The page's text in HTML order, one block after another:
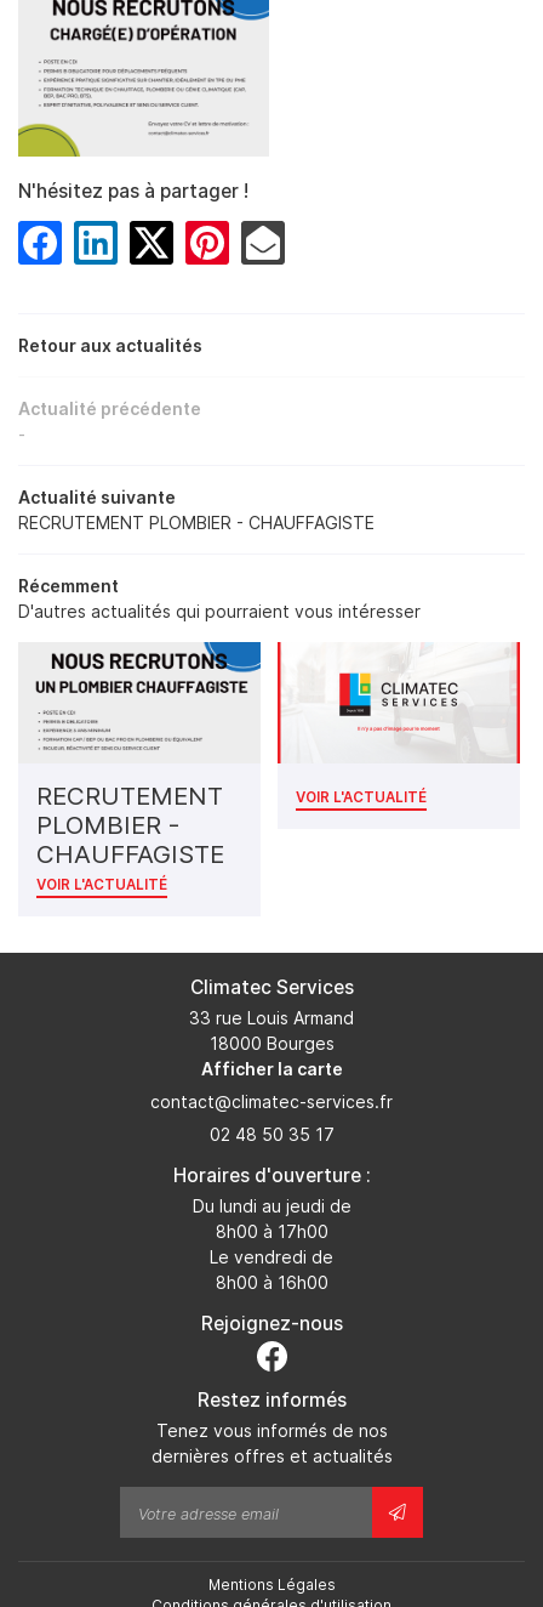
– POMPES À CHALEUR
DE BAIN
AVIS
N'hésitez pas à partager !
Retour aux actualités
Actualité précédente
-
Actualité suivante
RECRUTEMENT PLOMBIER - CHAUFFAGISTE
Récemment
D'autres actualités qui pourraient vous intéresser
RECRUTEMENT
PLOMBIER -
CHAUFFAGISTE
VOIR L'ACTUALITÉ
VOIR L'ACTUALITÉ
Climatec Services
33 rue Louis Armand
18000 Bourges
Afficher la carte
02 48 50 35 17
Horaires d'ouverture :
Du lundi au jeudi de
8h00 à 17h00
Le vendredi de
8h00 à 16h00
Rejoignez-nous
Restez informés
Tenez vous informés de nos
dernières offres et actualités
Mentions Légales